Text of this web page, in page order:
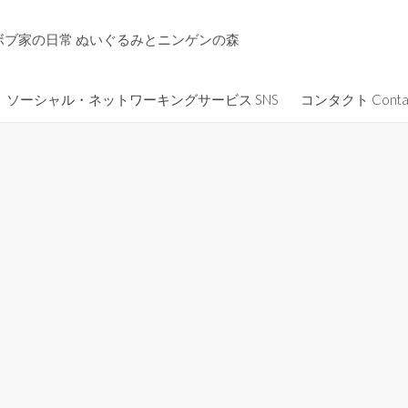
ブ家の日常 ぬいぐるみとニンゲンの森
ソーシャル・ネットワーキングサービス SNS コンタクト